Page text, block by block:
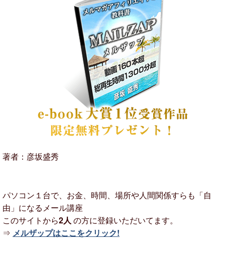
著者：彦坂盛秀
パソコン１台で、お金、時間、場所や人間関係すらも「自
由」になるメール講座
このサイトから2人 の方に登録いただいてます。
⇒ メルザップはここをクリック!